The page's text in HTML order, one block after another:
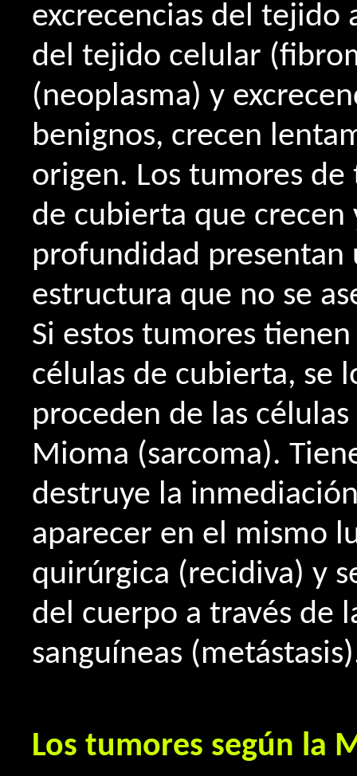
excrecencias del tejido
del tejido celular
(neoplasma) y
benignos, crecen
origen. Los tumores
de cubierta que crecen
profundidad presentan
estructura que no se
Si estos tumores
células de cubierta, se
proceden de las
Mioma (sarcoma).
destruye la
aparecer en el mismo
quirúrgica (recidiva) y
del cuerpo a través de
sanguíneas
Los tumores según la